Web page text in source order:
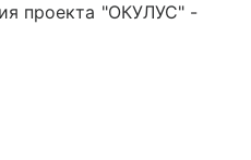
проекта "ОКУЛУС" -